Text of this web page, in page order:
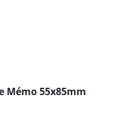
Mémo 55x85mm